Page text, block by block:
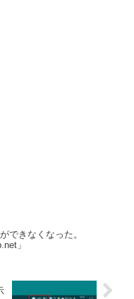
できなくなった。
」